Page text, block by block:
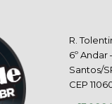
R.
6º Andar
Santos/
CEP